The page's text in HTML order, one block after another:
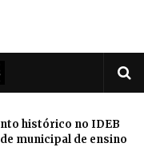
histórico no IDEB
municipal de ensino